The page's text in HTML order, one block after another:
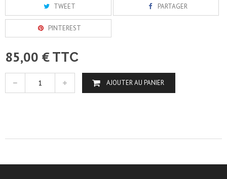
TWEET PARTAGER
PINTEREST
85,00 € TTC
AJOUTER AU PANIER